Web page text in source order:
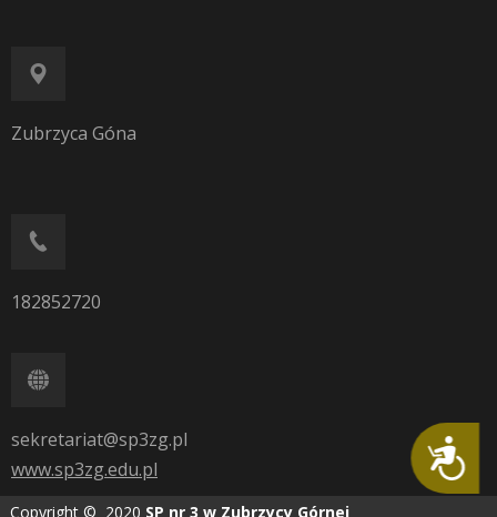
Dostępność
Zubrzyca Góna
182852720
sekretariat@sp3zg.pl
www.sp3zg.edu.pl
Copyright © 2020 SP nr 3 w Zubrzycy Górnej